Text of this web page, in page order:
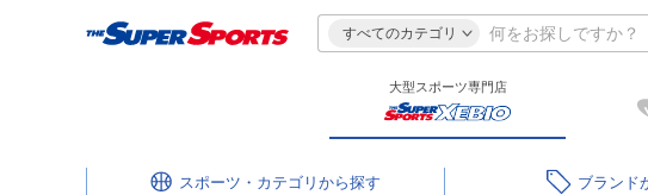
すべてのカテゴリ
大型スポーツ専門店
スポーツ・カテゴリ ブランド